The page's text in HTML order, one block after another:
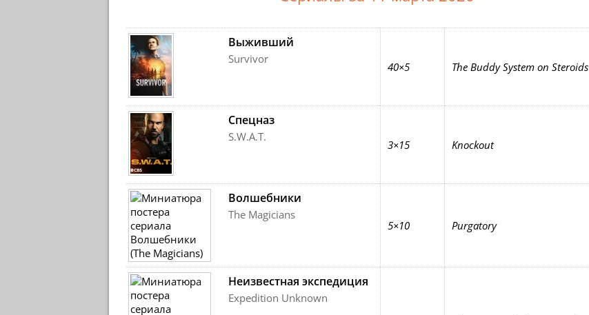
Выживший
Survivor
40×5 The Buddy System on Steroids
Спецназ
S.W.A.T.
3×15 Knockout
Волшебники
The Magicians
5×10
Purgatory
Неизвестная экспедиция
Expedition Unknown